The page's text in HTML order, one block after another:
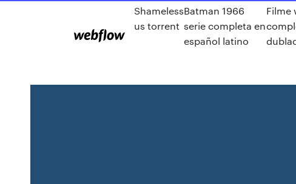
Shameless
us torrent
Batman 1966
serie completa en
español latino
Filme